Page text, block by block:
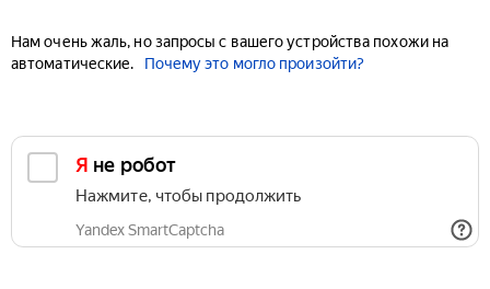
Нам очень жаль, но запросы с вашего устройства похожи на
автоматические.
Почему это могло произойти?
Я не робот
Нажмите, чтобы продолжить
Yandex SmartCaptcha